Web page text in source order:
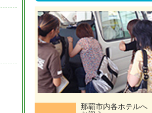
那覇市内各ホテルへ